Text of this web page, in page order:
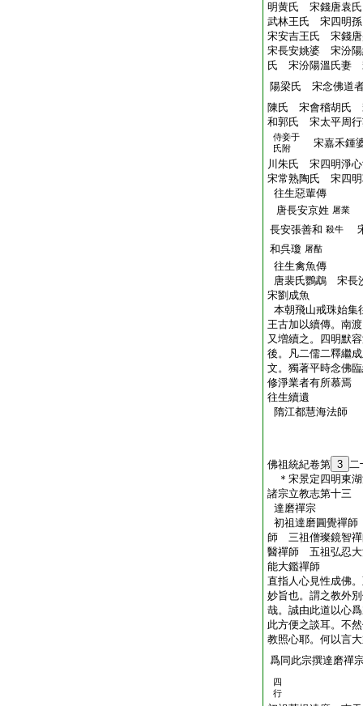
明黄氏 宋錢唐袁
武林王氏 宋四明
宋安吉王氏 宋錢
宋長安姚婆 宋汾
氏 宋汾陽溫氏妻
陽梁氏 宋念佛道
陳氏 宋會稽胡氏
和郭氏 宋太平周
侍妾于
氏附
宋嘉禾鍾
川朱氏 宋四明淨
宋常熟陶氏 宋四
往生惡輩傳
唐長安京姓 屠業
長安張善和 殺牛
和呉瓊 屠酤
往生禽魚傳
唐裴氏鸚鵡 宋長
宋劉成魚
本朝飛山戒珠始集
王古加以續傳。南
又増續之。四明默
後。凡二儒二釋繼
文。獨著平時念佛
修淨業者有所慕焉
往生續遺
隋江都慧海法師
佛祖統紀卷第 3 二
＊宋景定四明東
諸宗立教志第十三
達磨禪宗
初祖達磨圓覺禪
師 三祖僧璨鏡智
醫禪師 五祖弘忍
能大鑑禪師
直指人心見性成佛
妙旨也。謂之教外
哉。誠由此道以心
此方便之談耳。不
教照心耶。何以言
爲同此宗撰達磨禪
四
行